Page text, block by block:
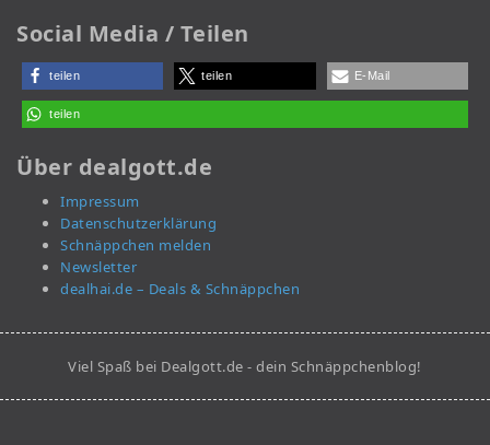
Social Media / Teilen
teilen teilen E-Mail
teilen
Über dealgott.de
Impressum
Datenschutzerklärung
Schnäppchen melden
Newsletter
dealhai.de – Deals & Schnäppchen
Viel Spaß bei Dealgott.de - dein Schnäppchenblog!